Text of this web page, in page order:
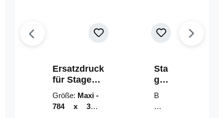
Ersatzdruck
für Stage
Riser
Größe: Maxi -
784 x 314
Sta
geri
ser-
LE
D-
B
un